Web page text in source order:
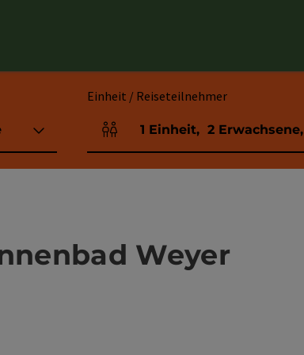
Einheit / Reiseteilnehmer
Einheitenanzahl und Personenfelder
1 Einheit, 2 Erwachsene,
Weyer